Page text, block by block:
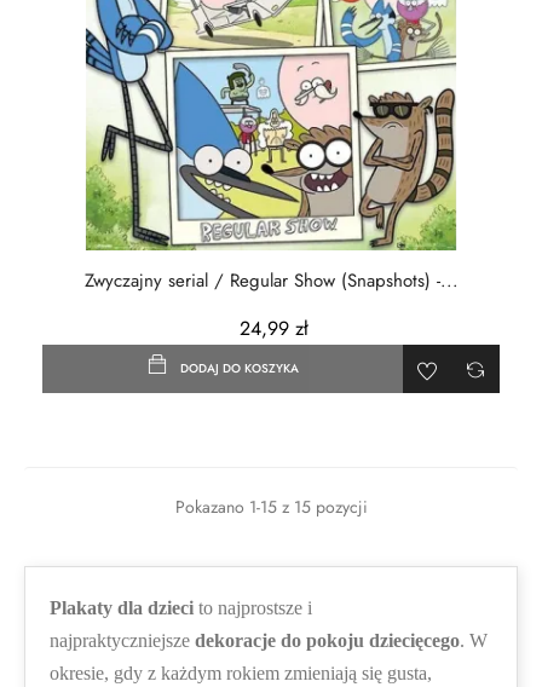
Zwyczajny serial / Regular Show (Snapshots) -...
24,99 zł
DODAJ DO KOSZYKA
Pokazano 1-15 z 15 pozycji
Plakaty dla dzieci to najprostsze i
najpraktyczniejsze dekoracje do pokoju dziecięcego. W
okresie, gdy z każdym rokiem zmieniają się gusta,